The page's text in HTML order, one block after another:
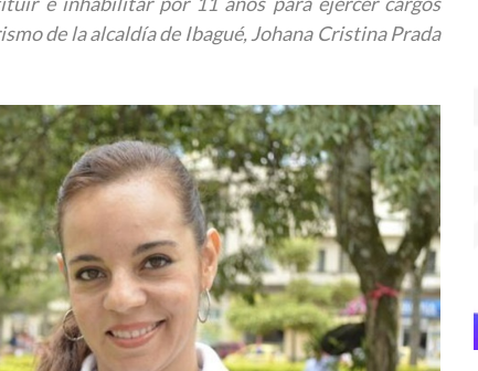
de la alcaldía de Ibagué, Johana Cristina Prada